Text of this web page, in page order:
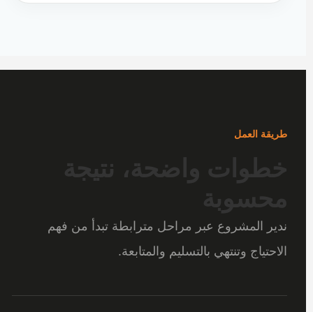
طريقة العمل
خطوات واضحة، نتيجة
محسوبة
ندير المشروع عبر مراحل مترابطة تبدأ من فهم
الاحتياج وتنتهي بالتسليم والمتابعة.